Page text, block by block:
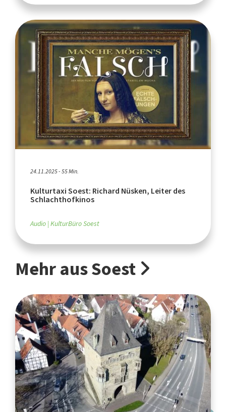
24.11.2025 - 55 Min.
Kulturtaxi Soest: Richard Nüsken, Leiter des
Schlachthofkinos
Audio KulturBüro Soest
Mehr aus Soest